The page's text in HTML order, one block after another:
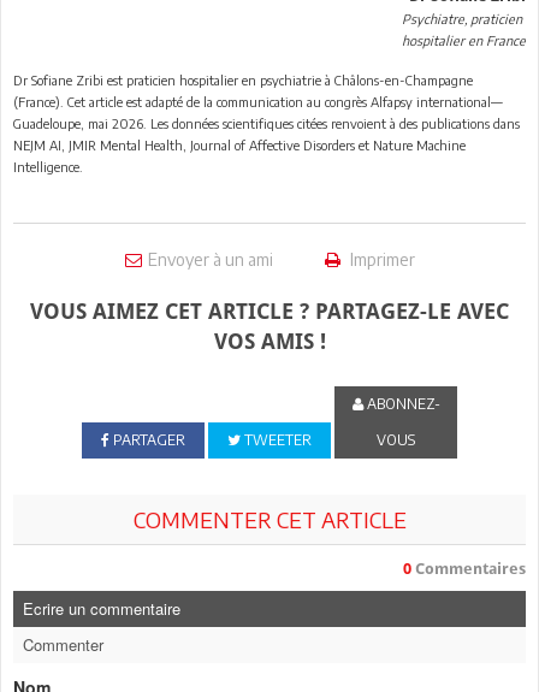
Psychiatre, praticien
hospitalier en France
Dr Sofiane Zribi est praticien hospitalier en psychiatrie à Châlons-en-Champagne
(France). Cet article est adapté de la communication au congrès Alfapsy international—
Guadeloupe, mai 2026. Les données scientifiques citées renvoient à des publications dans
NEJM AI, JMIR Mental Health, Journal of Affective Disorders et Nature Machine
Intelligence.
Envoyer à un ami Imprimer
VOUS AIMEZ CET ARTICLE ? PARTAGEZ-LE AVEC
VOS AMIS !
PARTAGER TWEETER
ABONNEZ-
VOUS
COMMENTER CET ARTICLE
0 Commentaires
Ecrire un commentaire
Commenter
Nom